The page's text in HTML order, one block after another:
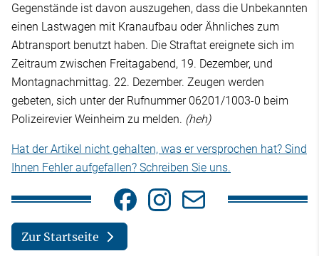
Gegenstände ist davon auszugehen, dass die Unbekannten
einen Lastwagen mit Kranaufbau oder Ähnliches zum
Abtransport benutzt haben. Die Straftat ereignete sich im
Zeitraum zwischen Freitagabend, 19. Dezember, und
Montagnachmittag. 22. Dezember. Zeugen werden
gebeten, sich unter der Rufnummer 06201/1003-0 beim
Polizeirevier Weinheim zu melden. (heh)
Hat der Artikel nicht gehalten, was er versprochen hat? Sind
Ihnen Fehler aufgefallen? Schreiben Sie uns.
Zur Startseite